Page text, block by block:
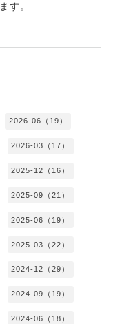
す。
2026-06（19）
2026-03（17）
2025-12（16）
2025-09（21）
2025-06（19）
2025-03（22）
2024-12（29）
2024-09（19）
2024-06（18）